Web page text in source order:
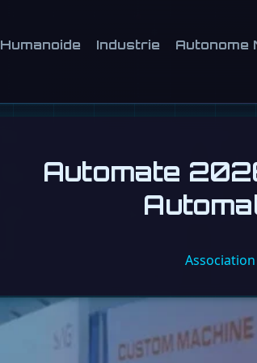
Humanoide Industrie Autonome
Automate